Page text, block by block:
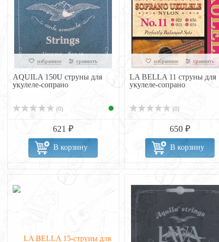
избранное сравнить
AQUILA 150U струны для
укулеле-сопрано
(0)
621 ₽
В корзину
избранное сравнить
LA BELLA 11 струны для
укулеле-сопрано
(0)
650 ₽
В корзину